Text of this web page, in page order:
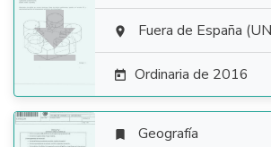
  Fuera de España
 Ordinaria de 2016
 Geografía